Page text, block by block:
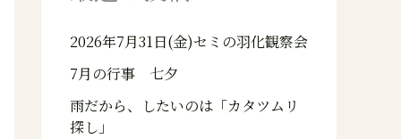
2026年7月31日(金)セミの羽化観察会
7月の行事 七夕
雨だから、したいのは「カタツムリ
探し」